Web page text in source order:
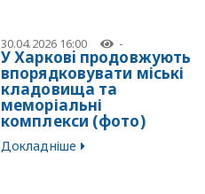
30.04.2026 16:00 -
У Харковi продовжують
впорядковувати міські
кладовища та
меморіальні
комплекси (фото)
Докладніше